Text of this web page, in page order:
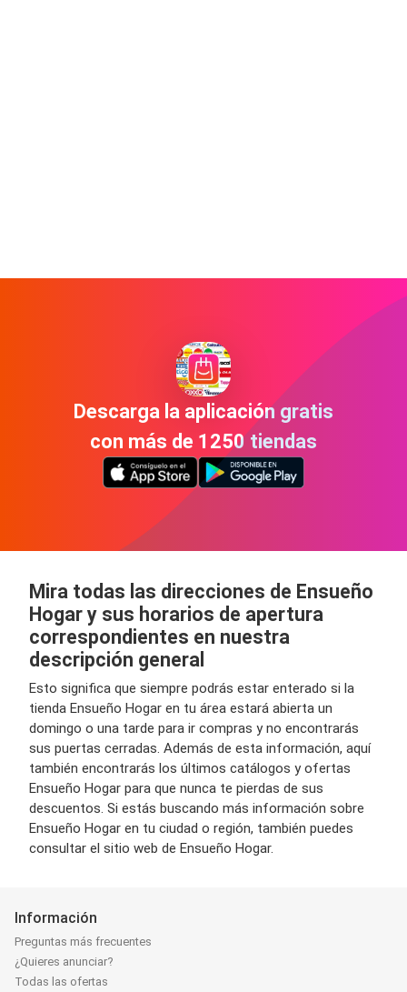
Descarga la aplicación gratis
con más de 1250 tiendas
Mira todas las direcciones de Ensueño
Hogar y sus horarios de apertura
correspondientes en nuestra
descripción general
Esto significa que siempre podrás estar enterado si la
tienda Ensueño Hogar en tu área estará abierta un
domingo o una tarde para ir compras y no encontrarás
sus puertas cerradas. Además de esta información, aquí
también encontrarás los últimos catálogos y ofertas
Ensueño Hogar para que nunca te pierdas de sus
descuentos. Si estás buscando más información sobre
Ensueño Hogar en tu ciudad o región, también puedes
consultar el sitio web de Ensueño Hogar.
Información
Preguntas más frecuentes
¿Quieres anunciar?
Todas las ofertas